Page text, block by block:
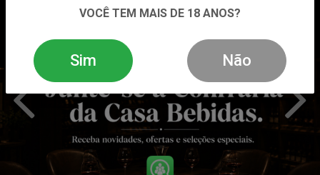
VOCÊ TEM MAIS DE 18 ANOS?
Sim Não